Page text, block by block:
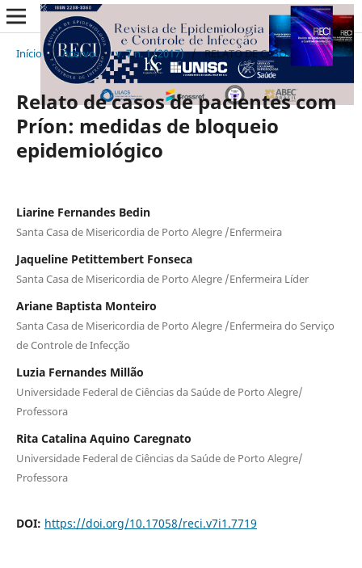
Início / Acervo / v. 7 n. 1 (2017) / RELATO DE CASO
Relato de casos de pacientes com
Príon: medidas de bloqueio
epidemiológico
Liarine Fernandes Bedin
Santa Casa de Misericordia de Porto Alegre /Enfermeira
Jaqueline Petittembert Fonseca
Santa Casa de Misericordia de Porto Alegre /Enfermeira Líder
Ariane Baptista Monteiro
Santa Casa de Misericordia de Porto Alegre /Enfermeira do Serviço
de Controle de Infecção
Luzia Fernandes Millão
Universidade Federal de Ciências da Saúde de Porto Alegre/
Professora
Rita Catalina Aquino Caregnato
Universidade Federal de Ciências da Saúde de Porto Alegre/
Professora
DOI: https://doi.org/10.17058/reci.v7i1.7719